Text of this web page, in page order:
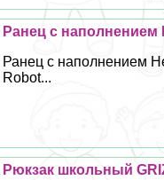
Ранец с наполнением
Ранец с наполнением
Robot...
Рюкзак школьный